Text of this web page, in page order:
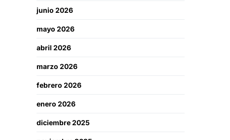
junio 2026
mayo 2026
abril 2026
marzo 2026
febrero 2026
enero 2026
diciembre 2025